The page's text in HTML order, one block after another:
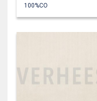
100%CO